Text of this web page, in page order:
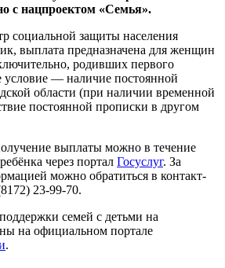
с нацпроектом «Семья».
социальной защиты населения
выплата предназначена для женщин
родивших первого
условие — наличие постоянной
области (при наличии временной
постоянной прописки в другом
выплаты можно в течение
через портал Госуслуг. За
можно обратиться в контакт-
23-99-70.
семей с детьми на
на официальном портале
.